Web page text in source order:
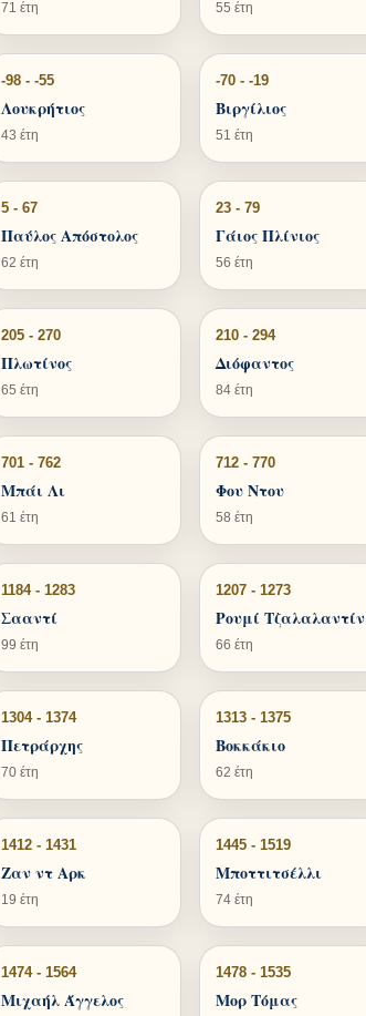
71 έτη 55 έτη
-98 - -55
Λουκρήτιος
43 έτη
-70 - -19
Βιργίλιος
51 έτη
5 - 67
Παύλος Απόστολος
62 έτη
23 - 79
Γάιος Πλίνιος
56 έτη
205 - 270
Πλωτίνος
65 έτη
210 - 294
Διόφαντος
84 έτη
701 - 762
Μπάι Λι
61 έτη
712 - 770
Φου Ντου
58 έτη
1184 - 1283
Σααντί
99 έτη
1207 - 1273
Ρουμί Τζαλαλαντίν
66 έτη
1304 - 1374
Πετράρχης
70 έτη
1313 - 1375
Βοκκάκιο
62 έτη
1412 - 1431
Ζαν ντ Αρκ
19 έτη
1445 - 1519
Μποττιτσέλλι
74 έτη
1474 - 1564
Μιχαήλ Άγγελος
1478 - 1535
Μορ Τόμας